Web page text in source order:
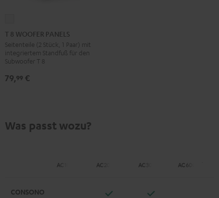
8
WOOFER
PANELS
Weiß
T 8 WOOFER PANELS
Seitenteile (2 Stück, 1 Paar) mit
integriertem Standfuß für den
Subwoofer T 8
79,99 €
Was passt wozu?
AC 1001 SP AC 2001 SP AC 3001 SP AC 6001 Flex
CONSONO